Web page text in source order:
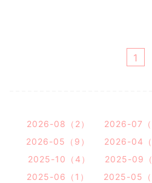
1
2026-08（2） 2026-07（
2026-05（9）
2026-04（
2025-10（4）
2025-09（
2025-06（1）
2025-05（